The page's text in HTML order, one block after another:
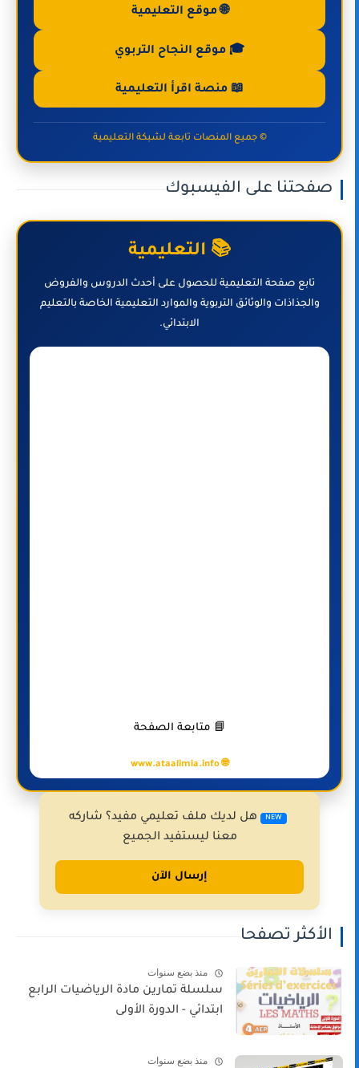
🌐 موقع التعليمية
🎓 موقع النجاح التربوي
📖 منصة اقرأ التعليمية
© جميع المنصات تابعة لشبكة التعليمية
صفحتنا على الفيسبوك
📚 التعليمية
تابع صفحة التعليمية للحصول على أحدث الدروس والفروض
والجذاذات والوثائق التربوية والموارد التعليمية الخاصة بالتعليم
الابتدائي.
📘 متابعة الصفحة
🌐 www.ataalimia.info
NEW
هل لديك ملف تعليمي مفيد؟ شاركه
معنا ليستفيد الجميع
إرسال الآن
الأكثر تصفحا
منذ بضع سنوات
سلسلة تمارين مادة الرياضيات الرابع
ابتدائي - الدورة الأولى
منذ بضع سنوات